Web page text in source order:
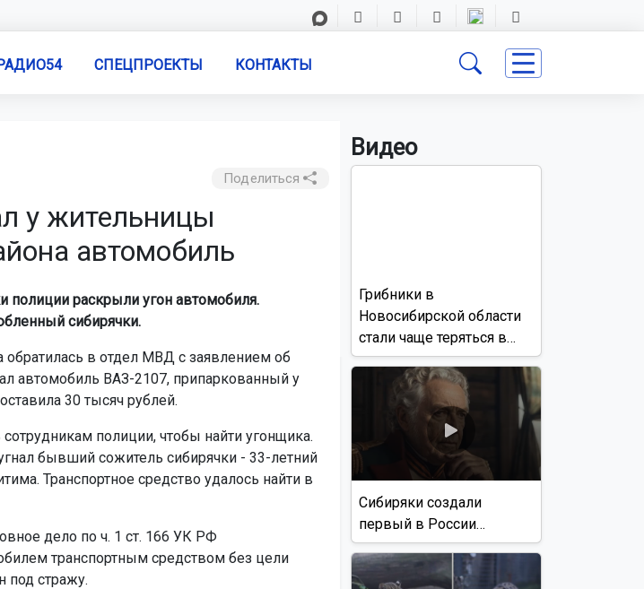
СПЕЦПРОЕКТЫ КОНТАКТЫ
Поделиться
у жительницы
автомобиль
полиции раскрыли угон автомобиля.
сибирячки.
в отдел МВД с заявлением об
автомобиль ВАЗ-2107, припаркованный у
30 тысяч рублей.
полиции, чтобы найти угонщика.
бывший сожитель сибирячки - 33-летний
Транспортное средство удалось найти в
дело по ч. 1 ст. 166 УК РФ
транспортным средством без цели
под стражу.
Видео
Грибники в
Новосибирской области
стали чаще теряться в
лесах
Сибиряки создали
первый в России
документальный фильм
с использованием ИИ